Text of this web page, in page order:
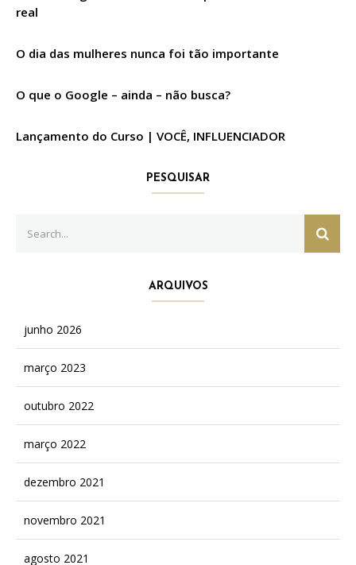
real
O dia das mulheres nunca foi tão importante
O que o Google – ainda – não busca?
Lançamento do Curso | VOCÊ, INFLUENCIADOR
PESQUISAR
for:
ARQUIVOS
junho 2026
março 2023
outubro 2022
março 2022
dezembro 2021
novembro 2021
agosto 2021